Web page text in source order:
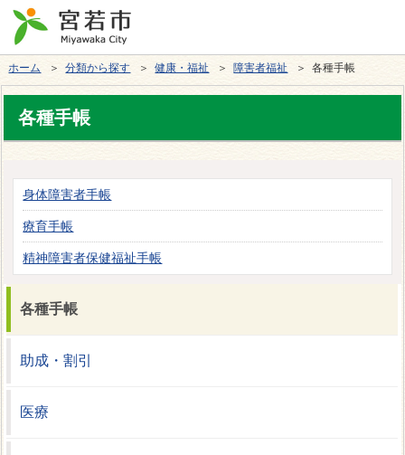
ホーム ＞分類から探す ＞健康・福祉 ＞ 障害者福祉 ＞ 各種手帳
各種手帳
身体障害者手帳
療育手帳
精神障害者保健福祉手帳
各種手帳
助成・割引
医療